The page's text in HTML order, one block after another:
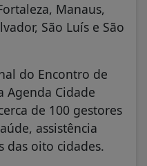
Manaus,
São Luís e São
do Encontro de
Agenda Cidade
de 100 gestores
assistência
das oito cidades.